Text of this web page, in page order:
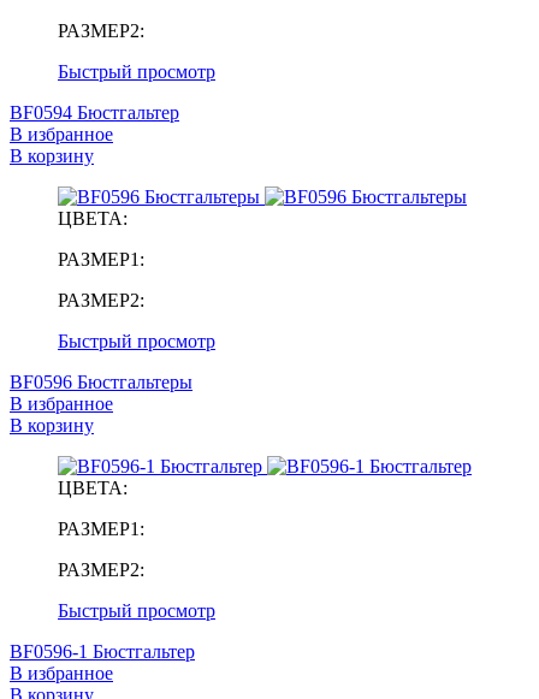
РАЗМЕР2:
Быстрый просмотр
BF0594 Бюстгальтер
В избранное
В корзину
ЦВЕТА:
РАЗМЕР1:
РАЗМЕР2:
Быстрый просмотр
BF0596 Бюстгальтеры
В избранное
В корзину
ЦВЕТА:
РАЗМЕР1:
РАЗМЕР2:
Быстрый просмотр
BF0596-1 Бюстгальтер
В избранное
В корзину